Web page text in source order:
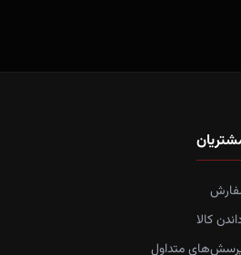
کالا
متداول